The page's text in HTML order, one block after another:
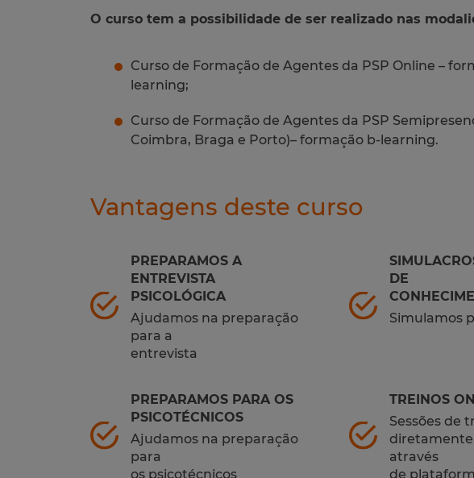
O curso tem a possibilidade de ser realizado nas
Curso de Formação de Agentes da PSP Online –
learning;
Curso de Formação de Agentes da PSP
Coimbra, Braga e Porto)– formação b-learning.
Vantagens deste curso
PREPARAMOS A
ENTREVISTA
PSICOLÓGICA
Ajudamos na preparação
para a
entrevista
DE
Simulamos
PREPARAMOS PARA OS
PSICOTÉCNICOS
Ajudamos na preparação
para
os psicotécnicos
TREINOS
Sessões de
diretamente
através
de